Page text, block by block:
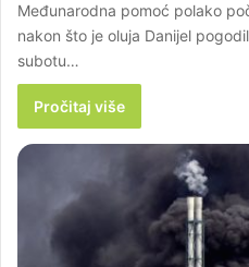
Međunarodna pomoć polako
nakon što je oluja Danijel
subotu…
Pročitaj više